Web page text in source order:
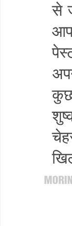
से